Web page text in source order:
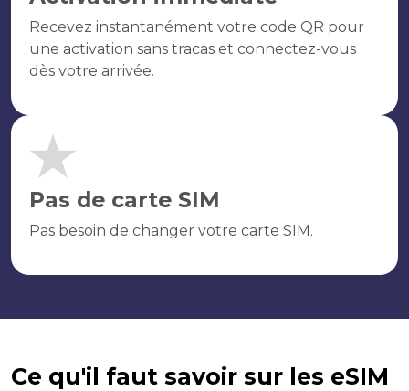
Recevez instantanément votre code QR pour
une activation sans tracas et connectez-vous
dès votre arrivée.
Pas de carte SIM
Pas besoin de changer votre carte SIM.
Ce qu'il faut savoir sur les eSIM